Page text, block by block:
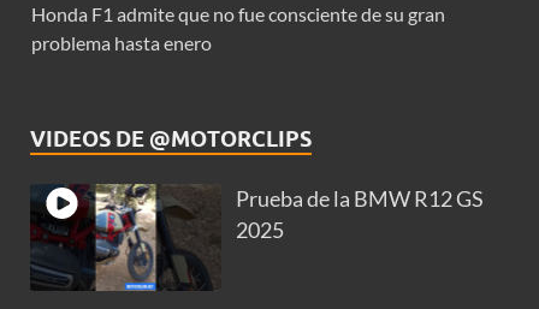
Honda F1 admite que no fue consciente de su gran
problema hasta enero
VIDEOS DE @MOTORCLIPS
Prueba de la BMW R12 GS
2025